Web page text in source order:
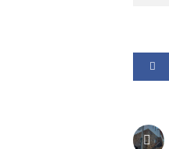
💬